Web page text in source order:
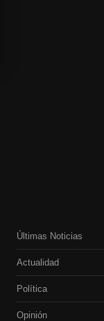
Últimas Noticias
Actualidad
Política
Opinión